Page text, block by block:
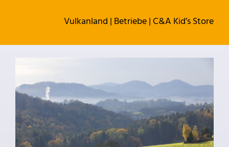
Vulkanland | Betriebe|C&A Kid’s Store